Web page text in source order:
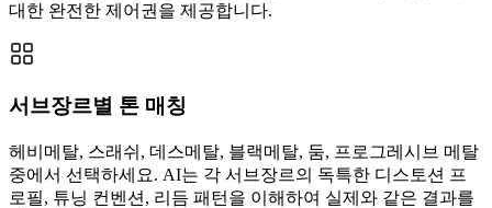
대한 완전한 제어권을 제공합니다.
서브장르별 톤 매칭
헤비메탈, 스래쉬, 데스메탈, 블랙메탈, 둠, 프로그레시브 메탈
중에서 선택하세요. AI는 각 서브장르의 독특한 디스토션 프
로필, 튜닝 컨벤션, 리듬 패턴을 이해하여 실제와 같은 결과를